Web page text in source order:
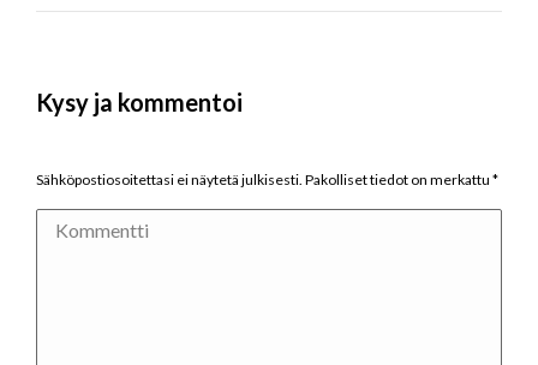
Kysy ja kommentoi
Sähköpostiosoitettasi ei näytetä julkisesti. Pakolliset tiedot on merkattu *
Kommentti